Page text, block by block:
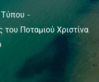
Τύπου
Ποταμιού Χριστίνα